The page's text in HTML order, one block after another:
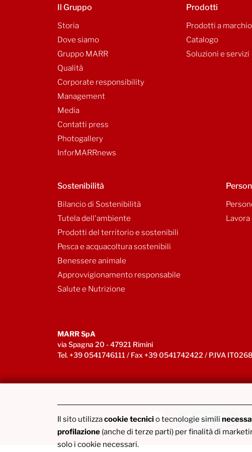
Il sito utilizzacookie tecnicio tecnologie simili
profilazione (anche di terze parti) per finalità di
solo i cookie necessari.
Il Gruppo
Storia
Dove siamo
Gruppo MARR
Qualità
Corporate responsibility
Management
Media
Contatti press
Photogallery
InforMARRnews
Prodotti
Prodotti a marchio
Catalogo
Soluzioni e servizi
Sostenibilità
Bilancio di Sostenibilità
Tutela dell'ambiente
Prodotti del territorio e sostenibili
Pesca e acquacoltura sostenibili
Benessere animale
Approvvigionamento responsabile
Salute e Nutrizione
Lavora
MARR SpA
via Spagna 20 - 47921 Rimini
Tel. +39 0541746111 / Fax +39 0541742422 / P.IVA
Scarica l’app myMARR